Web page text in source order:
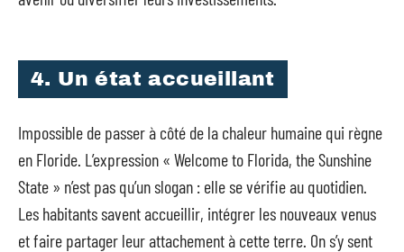
4. Un état accueillant
Impossible de passer à côté de la chaleur humaine qui règne
en Floride. L’expression « Welcome to Florida, the Sunshine
State » n’est pas qu’un slogan : elle se vérifie au quotidien.
Les habitants savent accueillir, intégrer les nouveaux venus
et faire partager leur attachement à cette terre. On s’y sent